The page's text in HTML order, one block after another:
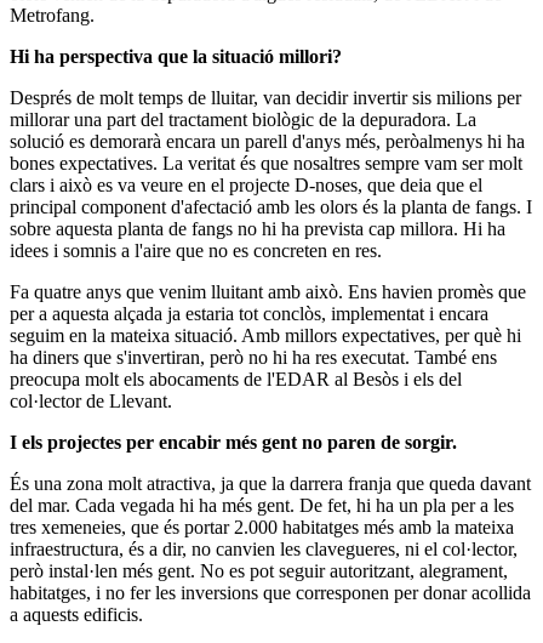
Metrofang.
Hi ha perspectiva que la situació millori?
Després de molt temps de lluitar, van decidir invertir sis milions per
millorar una part del tractament biològic de la depuradora. La
solució es demorarà encara un parell d'anys més, peròalmenys hi ha
bones expectatives. La veritat és que nosaltres sempre vam ser molt
clars i això es va veure en el projecte D-noses, que deia que el
principal component d'afectació amb les olors és la planta de fangs. I
sobre aquesta planta de fangs no hi ha prevista cap millora. Hi ha
idees i somnis a l'aire que no es concreten en res.
Fa quatre anys que venim lluitant amb això. Ens havien promès que
per a aquesta alçada ja estaria tot conclòs, implementat i encara
seguim en la mateixa situació. Amb millors expectatives, per què hi
ha diners que s'invertiran, però no hi ha res executat. També ens
preocupa molt els abocaments de l'EDAR al Besòs i els del
col·lector de Llevant.
I els projectes per encabir més gent no paren de sorgir.
És una zona molt atractiva, ja que la darrera franja que queda davant
del mar. Cada vegada hi ha més gent. De fet, hi ha un pla per a les
tres xemeneies, que és portar 2.000 habitatges més amb la mateixa
infraestructura, és a dir, no canvien les clavegueres, ni el col·lector,
però instal·len més gent. No es pot seguir autoritzant, alegrament,
habitatges, i no fer les inversions que corresponen per donar acollida
a aquests edificis.